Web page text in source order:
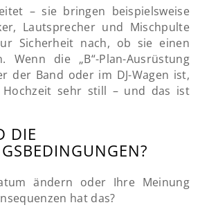
– sie bringen beispielsweise
Lautsprecher und Mischpulte
Sicherheit nach, ob sie einen
Wenn die „B“-Plan-Ausrüstung
der Band oder im DJ-Wagen ist,
sehr still – und das ist
DIE
ändern oder Ihre Meinung
hat das?